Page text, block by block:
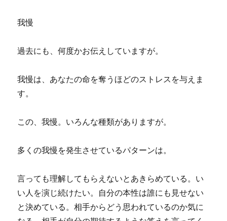
我慢
過去にも、何度かお伝えしていますが。
我慢は、あなたの命を奪うほどのストレスを与えま
す。
この、我慢。いろんな種類がありますが。
多くの我慢を発生させているパターンは。
言っても理解してもらえないとあきらめている。い
い人を演じ続けたい。自分の本性は誰にも見せない
と決めている。相手からどう思われているのか気に